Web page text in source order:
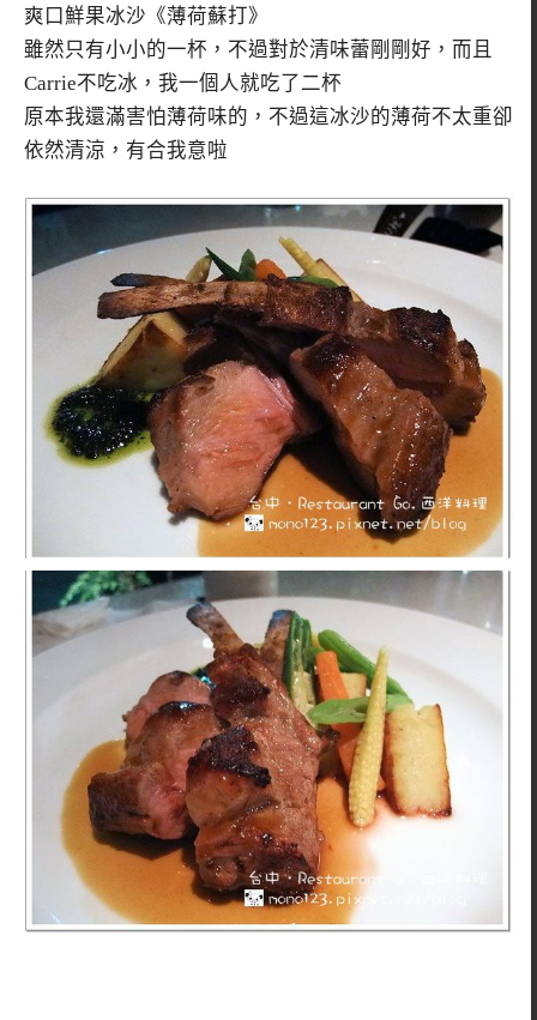
爽口鮮果冰沙《薄荷蘇打》
雖然只有小小的一杯，不過對於清味蕾剛剛好，而且
Carrie不吃冰，我一個人就吃了二杯
原本我還滿害怕薄荷味的，不過這冰沙的薄荷不太重卻
依然清涼，有合我意啦